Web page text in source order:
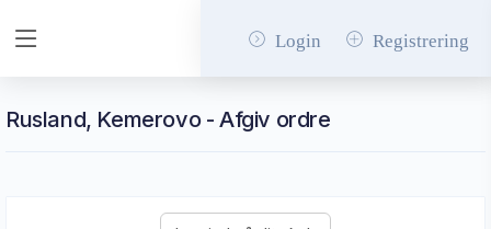
Login Registrering
Rusland, Kemerovo - Afgiv ordre